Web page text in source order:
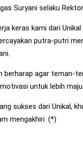
Suryani selaku Rektor
keras kami dari
putra-putri
berharap agar teman-
untuk lebih maju
sukses dari Unikal,
mengakhiri. (*)